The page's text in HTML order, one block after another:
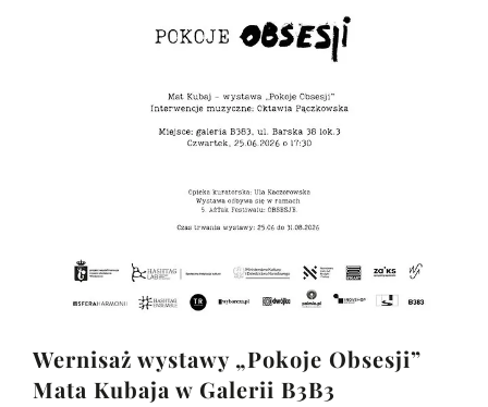
Wernisaż wystawy „Pokoje Obsesji”
Mata Kubaja w Galerii B3B3